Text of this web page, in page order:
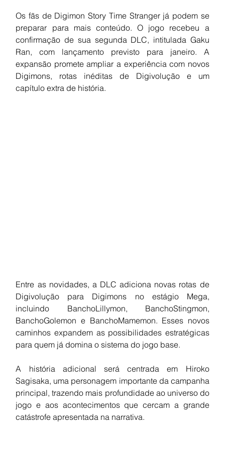
Os fãs de Digimon Story Time Stranger já podem se
preparar para mais conteúdo. O jogo recebeu a
confirmação de sua segunda DLC, intitulada Gaku
Ran, com lançamento previsto para janeiro. A
expansão promete ampliar a experiência com novos
Digimons, rotas inéditas de Digivolução e um
capítulo extra de história.
Entre as novidades, a DLC adiciona novas rotas de
Digivolução para Digimons no estágio Mega,
incluindo BanchoLillymon, BanchoStingmon,
BanchoGolemon e BanchoMamemon. Esses novos
caminhos expandem as possibilidades estratégicas
para quem já domina o sistema do jogo base.
A história adicional será centrada em Hiroko
Sagisaka, uma personagem importante da campanha
principal, trazendo mais profundidade ao universo do
jogo e aos acontecimentos que cercam a grande
catástrofe apresentada na narrativa.